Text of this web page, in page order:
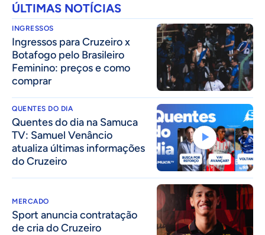
ÚLTIMAS NOTÍCIAS
INGRESSOS
Ingressos para Cruzeiro x
Botafogo pelo Brasileiro
Feminino: preços e como
comprar
QUENTES DO DIA
Quentes do dia na Samuca
TV: Samuel Venâncio
atualiza últimas informações
do Cruzeiro
MERCADO
Sport anuncia contratação
de cria do Cruzeiro